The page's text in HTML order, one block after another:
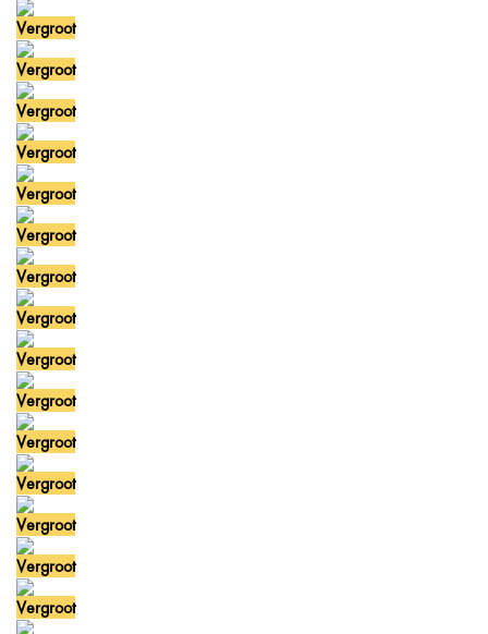
Vergroot
Vergroot
Vergroot
Vergroot
Vergroot
Vergroot
Vergroot
Vergroot
Vergroot
Vergroot
Vergroot
Vergroot
Vergroot
Vergroot
Vergroot